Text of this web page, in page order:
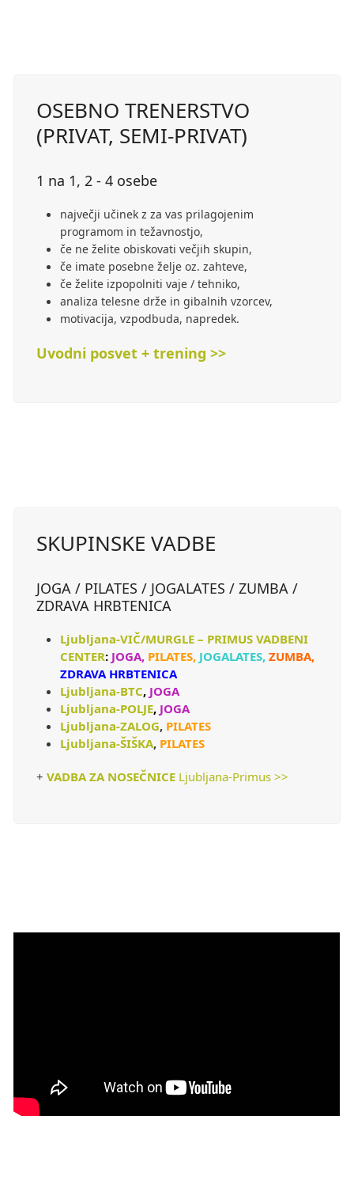
OSEBNO TRENERSTVO
(PRIVAT, SEMI-PRIVAT)
1 na 1, 2 - 4 osebe
največji učinek z za vas prilagojenim
programom in težavnostjo,
če ne želite obiskovati večjih skupin,
če imate posebne želje oz. zahteve,
če želite izpopolniti vaje / tehniko,
analiza telesne drže in gibalnih vzorcev,
motivacija, vzpodbuda, napredek.
Uvodni posvet + trening >>
SKUPINSKE VADBE
JOGA / PILATES / JOGALATES / ZUMBA /
ZDRAVA HRBTENICA
Ljubljana-VIČ/MURGLE – PRIMUS VADBENI
CENTER: JOGA, PILATES, JOGALATES,ZUMBA,
ZDRAVA HRBTENICA.
Ljubljana-BTC, JOGA
Ljubljana-POLJE, JOGA
Ljubljana-ZALOG, PILATES
Ljubljana-ŠIŠKA, PILATES
+VADBA ZA NOSEČNICE Ljubljana-Primus >>